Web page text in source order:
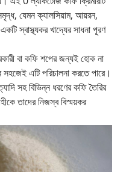
যেমন ক্যালসিয়াম, আয়রন,
স্বাস্থ্যকর খাদ্যের সাধনা পূরণ
বা কফি শপের জন্যই হোক না
এটি পরিচালনা করতে পারে।
সহ বিভিন্ন ধরণের কফি তৈরির
তাদের নিজস্ব বিস্ময়কর